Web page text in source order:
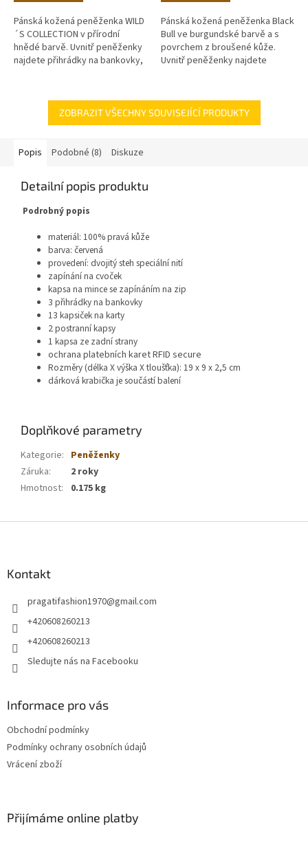
Pánská kožená peněženka WILD
´S COLLECTION v přírodní
hnědé barvě. Uvnitř peněženky
najdete přihrádky na bankovky,
Pánská kožená peněženka Black
Bull ve burgundské barvě a s
povrchem z broušené kůže.
Uvnitř peněženky najdete
ZOBRAZIT VŠECHNY SOUVISEJÍCÍ PRODUKTY
Popis Podobné (8) Diskuze
Detailní popis produktu
Podrobný popis
materiál: 100% pravá kůže
barva: červená
provedení: dvojitý steh speciální nití
zapínání na cvoček
kapsa na mince se zapínáním na zip
3 přihrádky na bankovky
13 kapsiček na karty
2 postranní kapsy
1 kapsa ze zadní strany
ochrana platebních karet RFID secure
Rozměry (délka X výška X tloušťka): 19 x 9 x 2,5 cm
dárková krabička je součástí balení
Doplňkové parametry
Kategorie: Peněženky
Záruka:
2 roky
Hmotnost: 0.175 kg
Kontakt
pragatifashion1970@gmail.com
+420608260213
+420608260213
Sledujte nás na Facebooku
Informace pro vás
Obchodní podmínky
Podmínky ochrany osobních údajů
Vrácení zboží
Přijímáme online platby